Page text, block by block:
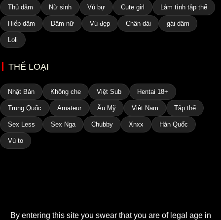
Thủ dâm Nữ sinh Vú bự Cute girl Làm tình tập thể
Hiếp dâm Dâm nữ Vú đẹp Chân dài gái dâm
Loli
THỂ LOẠI
Nhật Bản Không che Việt Sub Hentai 18+
Trung Quốc Amateur Âu Mỹ Việt Nam Tập thể
Sex Less Sex Nga Chubby Xnxx Hàn Quốc
Vú to
By entering this site you swear that you are of legal age in